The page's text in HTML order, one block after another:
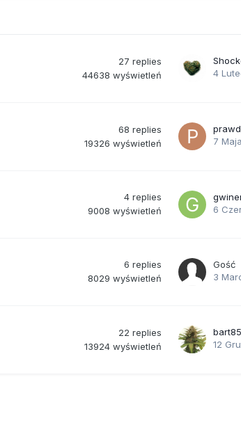
27 replies
44638 wyświetleń
4
68 replies
19326 wyświetleń
7
4 replies
9008 wyświetleń
6
6 replies
8029 wyświetleń
Gość
3
22 replies
13924 wyświetleń
bart85
12